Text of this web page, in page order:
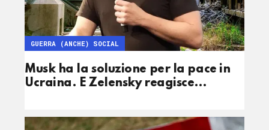
Musk ha la soluzione per la pace in
Ucraina. E Zelensky reagisce…
GUERRA (ANCHE) SOCIAL